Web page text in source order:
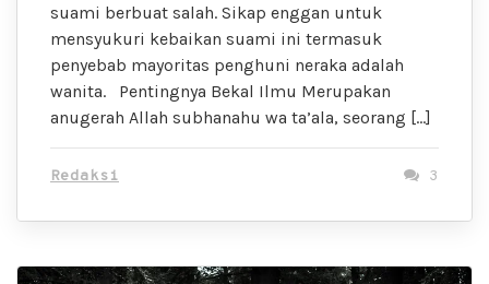
suami berbuat salah. Sikap enggan untuk
mensyukuri kebaikan suami ini termasuk
penyebab mayoritas penghuni neraka adalah
wanita. Pentingnya Bekal Ilmu Merupakan
anugerah Allah subhanahu wa ta’ala, seorang […]
Redaksi 3